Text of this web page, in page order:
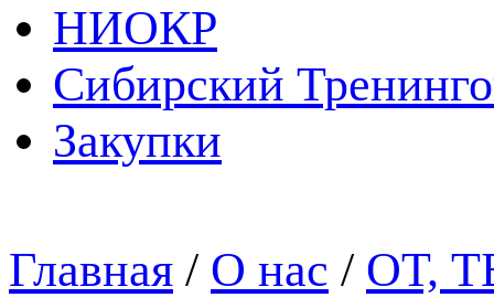
НИОКР
Сибирский
Закупки
Главная / О нас / ОТ,